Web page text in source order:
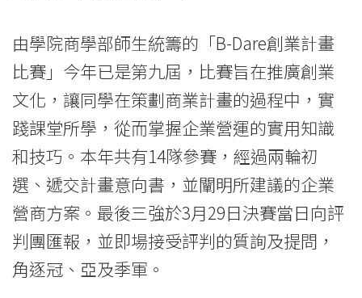
由學院商學部師生統籌的「B-Dare創業計畫
比賽」今年已是第九屆，比賽旨在推廣創業
文化，讓同學在策劃商業計畫的過程中，實
踐課堂所學，從而掌握企業營運的實用知識
和技巧。本年共有14隊參賽，經過兩輪初
選、遞交計畫意向書，並闡明所建議的企業
營商方案。最後三強於3月29日決賽當日向評
判團匯報，並即場接受評判的質詢及提問，
角逐冠、亞及季軍。